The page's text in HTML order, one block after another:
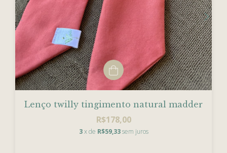
Lenço twilly tingimento natural madder
R$178,00
3 x de R$59,33 sem juros